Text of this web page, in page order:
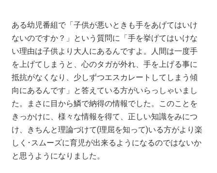
ある幼児番組で「子供が悪いときも手をあげてはいけ
ないのですか？」という質問に「手を挙げてはいけな
い理由は子供より大人にあるんですよ。人間は一度手
を上げてしまうと、心のタガが外れ、手を上げる事に
抵抗がなくなり、少しずつエスカレートしてしまう傾
向にあるんです」と答えている方がいらっしゃいまし
た。まさに目から鱗で納得の情報でした。このことを
きっかけに、様々な情報を得て、正しい知識をみにつ
け、きちんと理論づけて(理屈を知って)いる方がより楽
しく･スムーズに育児が出来るようになるのではないか
と思うようになりました。